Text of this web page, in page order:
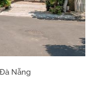
Nẵng